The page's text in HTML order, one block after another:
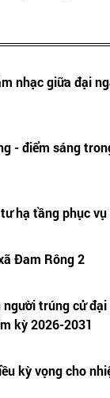
nhạc giữa đại
- điểm sáng
hạ tầng phục
Đam Rông 2
người trúng cử đại
kỳ 2026-2031
kỳ vọng cho